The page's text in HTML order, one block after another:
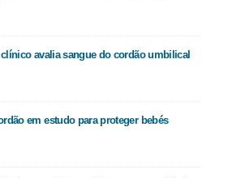
avalia sangue do cordão umbilical
em estudo para proteger bebés